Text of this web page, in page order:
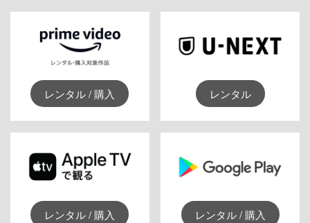
レンタル / 購入 レンタル
レンタル / 購入 レンタル / 購入